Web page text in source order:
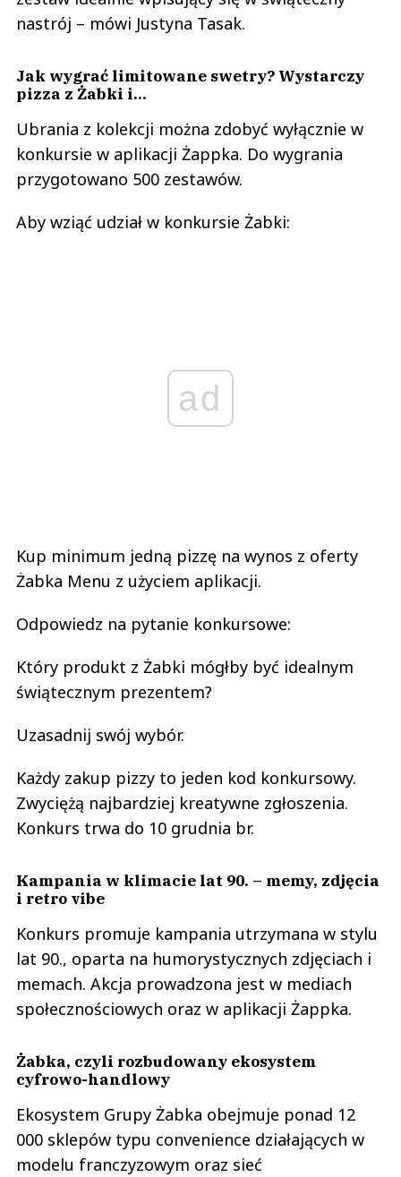
nastrój – mówi Justyna Tasak.
Jak wygrać limitowane swetry? Wystarczy
pizza z Żabki i...
Ubrania z kolekcji można zdobyć wyłącznie w
konkursie w aplikacji Żappka. Do wygrania
przygotowano 500 zestawów.
Aby wziąć udział w konkursie Żabki:
ad
Kup minimum jedną pizzę na wynos z oferty
Żabka Menu z użyciem aplikacji.
Odpowiedz na pytanie konkursowe:
Który produkt z Żabki mógłby być idealnym
świątecznym prezentem?
Uzasadnij swój wybór.
Każdy zakup pizzy to jeden kod konkursowy.
Zwyciężą najbardziej kreatywne zgłoszenia.
Konkurs trwa do 10 grudnia br.
Kampania w klimacie lat 90. – memy, zdjęcia
i retro vibe
Konkurs promuje kampania utrzymana w stylu
lat 90., oparta na humorystycznych zdjęciach i
memach. Akcja prowadzona jest w mediach
społecznościowych oraz w aplikacji Żappka.
Żabka, czyli rozbudowany ekosystem
cyfrowo-handlowy
Ekosystem Grupy Żabka obejmuje ponad 12
000 sklepów typu convenience działających w
modelu franczyzowym oraz sieć